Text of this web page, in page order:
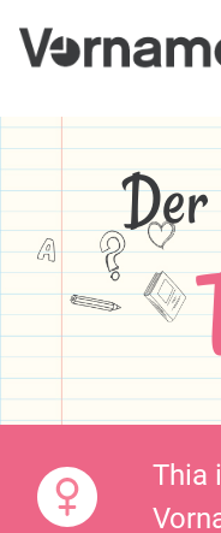
Der
Thia